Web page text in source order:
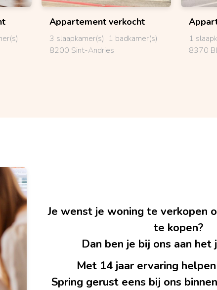
Appartement verkocht
3 slaapkamer(s) 1 badkamer(s)
8200 Sint-Andries
1
8370
Je wenst je woning te verkopen
te kopen?
Dan ben je bij ons aan het
Met 14 jaar ervaring
Spring gerust eens bij ons